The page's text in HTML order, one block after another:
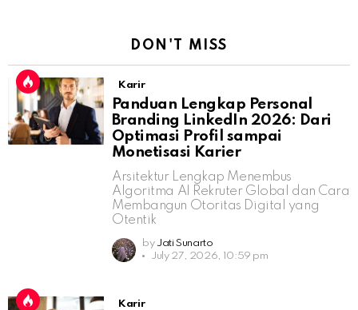
DON'T MISS
Karir
Panduan Lengkap Personal
Branding LinkedIn 2026: Dari
Optimasi Profil sampai
Monetisasi Karier
Arsitektur Lengkap Menembus
Algoritma AI Rekruter Global dan Cara
Membangun Otoritas Digital yang
Otentik
by Jati Sunarto
July 27, 2026, 10:59 pm
Karir